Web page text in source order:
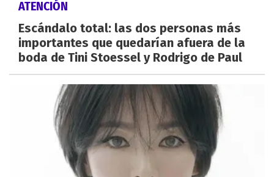
ATENCIÓN
Escándalo total: las dos personas más
importantes que quedarían afuera de la
boda de Tini Stoessel y Rodrigo de Paul